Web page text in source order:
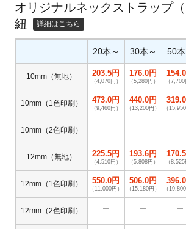
オリジナルネックストラップ
紐
20本～ 30本～ 50本
10mm（無地） 203.5円
（4,070円）
176.0円
（5,280円） （7,700
10mm（1色印刷） 473.0円
（9,460円）
440.0円
（13,200円） （15,950
10mm（2色印刷） ― ― ―
12mm（無地） 225.5円
（4,510円）
193.6円
（5,808円） （8,525
12mm（1色印刷） 550.0円
（11,000円）
506.0円
（15,180円） （19,800
12mm（2色印刷） ― ― ―